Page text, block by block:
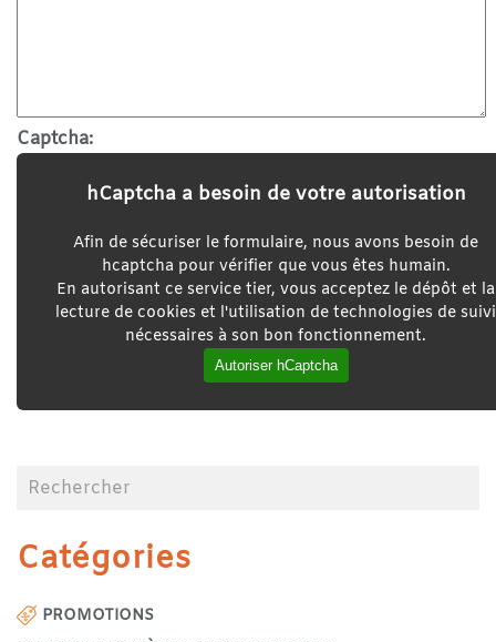
Captcha:
hCaptcha a besoin de votre autorisation
Afin de sécuriser le formulaire, nous avons besoin de
hcaptcha pour vérifier que vous êtes humain.
En autorisant ce service tier, vous acceptez le dépôt et la
lecture de cookies et l'utilisation de technologies de suivi
nécessaires à son bon fonctionnement.
Autoriser hCaptcha
Catégories
PROMOTIONS